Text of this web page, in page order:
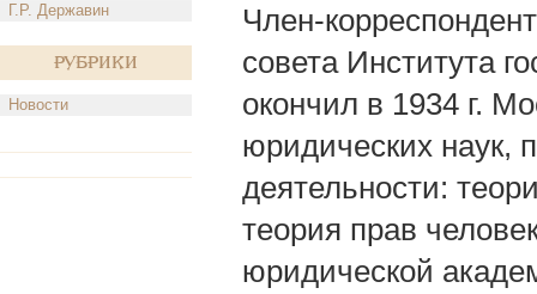
Г.Р. Державин
Рубрики
Новости
Член-
совета Института
окончил в 1934 г.
юридических наук,
деятельности:
теория прав
юридической